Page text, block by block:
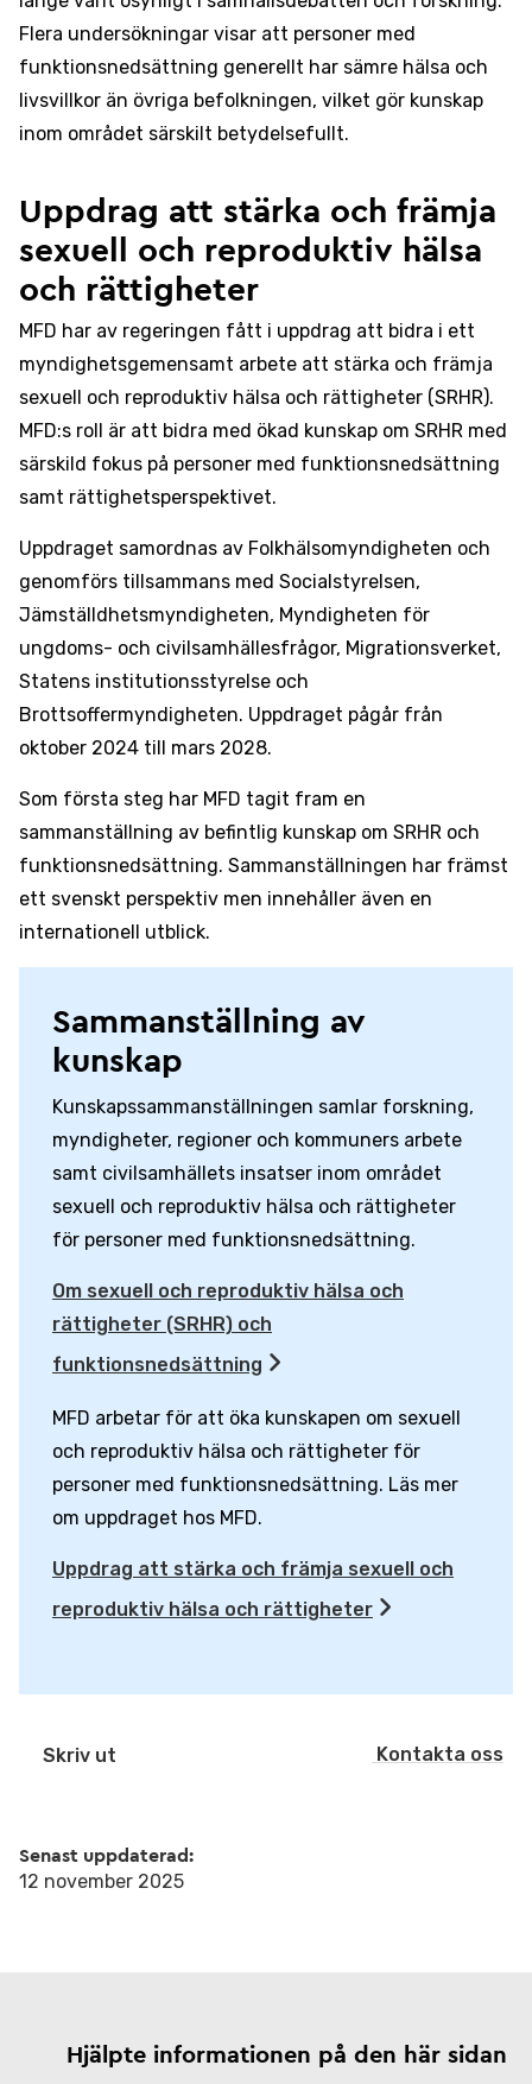
Flera undersökningar visar att personer med
funktionsnedsättning generellt har sämre hälsa och
livsvillkor än övriga befolkningen, vilket gör kunskap
inom området särskilt betydelsefullt.
Uppdrag att stärka och främja
sexuell och reproduktiv hälsa
och rättigheter
MFD har av regeringen fått i uppdrag att bidra i ett
myndighetsgemensamt arbete att stärka och främja
sexuell och reproduktiv hälsa och rättigheter (SRHR).
MFD:s roll är att bidra med ökad kunskap om SRHR med
särskild fokus på personer med funktionsnedsättning
samt rättighetsperspektivet.
Uppdraget samordnas av Folkhälsomyndigheten och
genomförs tillsammans med Socialstyrelsen,
Jämställdhetsmyndigheten, Myndigheten för
ungdoms- och civilsamhällesfrågor, Migrationsverket,
Statens institutionsstyrelse och
Brottsoffermyndigheten. Uppdraget pågår från
oktober 2024 till mars 2028.
Som första steg har MFD tagit fram en
sammanställning av befintlig kunskap om SRHR och
funktionsnedsättning. Sammanställningen har främst
ett svenskt perspektiv men innehåller även en
internationell utblick.
Sammanställning av
kunskap
Kunskapssammanställningen samlar forskning,
myndigheter, regioner och kommuners arbete
samt civilsamhällets insatser inom området
sexuell och reproduktiv hälsa och rättigheter
för personer med funktionsnedsättning.
Om sexuell och reproduktiv hälsa och
rättigheter (SRHR) och
funktionsnedsättning
MFD arbetar för att öka kunskapen om sexuell
och reproduktiv hälsa och rättigheter för
personer med funktionsnedsättning. Läs mer
om uppdraget hos MFD.
Uppdrag att stärka och främja sexuell och
reproduktiv hälsa och rättigheter
Skriv ut Kontakta oss
Senast uppdaterad:
12 november 2025
Hjälpte informationen på den här sidan